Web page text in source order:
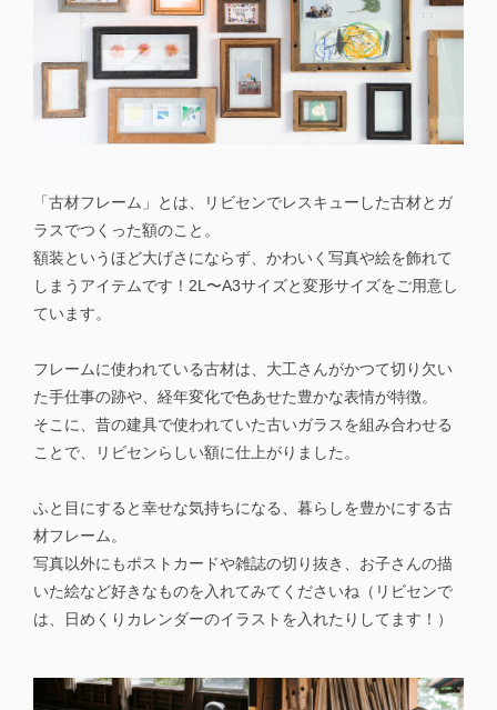
「古材フレーム」とは、リビセンでレスキューした古材とガ
ラスでつくった額のこと。
額装というほど大げさにならず、かわいく写真や絵を飾れて
しまうアイテムです！2L〜A3サイズと変形サイズをご用意し
ています。
フレームに使われている古材は、大工さんがかつて切り欠い
た手仕事の跡や、経年変化で色あせた豊かな表情が特徴。
そこに、昔の建具で使われていた古いガラスを組み合わせる
ことで、リビセンらしい額に仕上がりました。
ふと目にすると幸せな気持ちになる、暮らしを豊かにする古
材フレーム。
写真以外にもポストカードや雑誌の切り抜き、お子さんの描
いた絵など好きなものを入れてみてくださいね（リビセンで
は、日めくりカレンダーのイラストを入れたりしてます！）